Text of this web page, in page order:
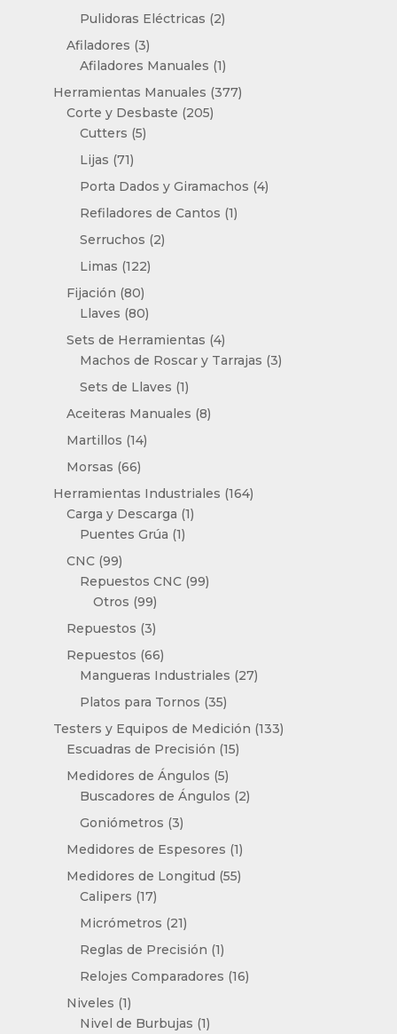
productos
Pulidoras Eléctricas 22
Afiladores 33
productos
Afiladores Manuales 11
producto
Herramientas Manuales 377377
Corte y Desbaste 205205
Cutters 55
Lijas 7171
productos
Porta Dados y Giramachos 44
Refiladores de Cantos 11
Serruchos 22
Limas 122122
Fijación 8080
productos
Llaves 8080
productos
Sets de Herramientas 44
productos
Machos de Roscar y Tarrajas 33
Sets de Llaves 11
producto
Aceiteras Manuales 88
Martillos 1414
Morsas 6666
productos
Herramientas Industriales 164164
Carga y Descarga 11
Puentes Grúa 11
CNC 9999
productos
Repuestos CNC 9999
Otros 9999
productos
Repuestos 33
productos
Repuestos 6666
productos
Mangueras Industriales 2727
Platos para Tornos 3535
productos
Testers y Equipos de Medición 133133
Escuadras de Precisión 1515
Medidores de Ángulos 55
productos
Buscadores de Ángulos 22
Goniómetros 33
productos
Medidores de Espesores 11
producto
Medidores de Longitud 5555
Calipers 1717
productos
Micrómetros 2121
productos
Reglas de Precisión 11
producto
Relojes Comparadores 1616
Niveles 11
producto
Nivel de Burbujas 11